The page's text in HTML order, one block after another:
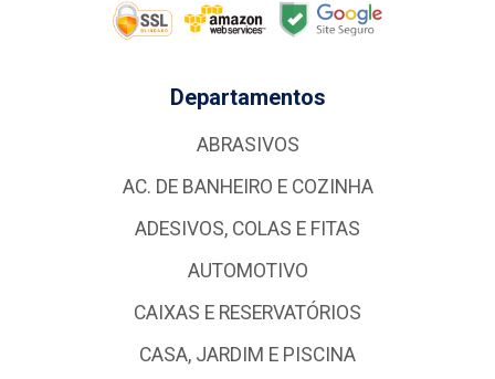
Departamentos
ABRASIVOS
AC. DE BANHEIRO E COZINHA
ADESIVOS, COLAS E FITAS
AUTOMOTIVO
CAIXAS E RESERVATÓRIOS
CASA, JARDIM E PISCINA